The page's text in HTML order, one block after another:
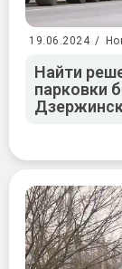
19.06.2024 /
Найти
парковки